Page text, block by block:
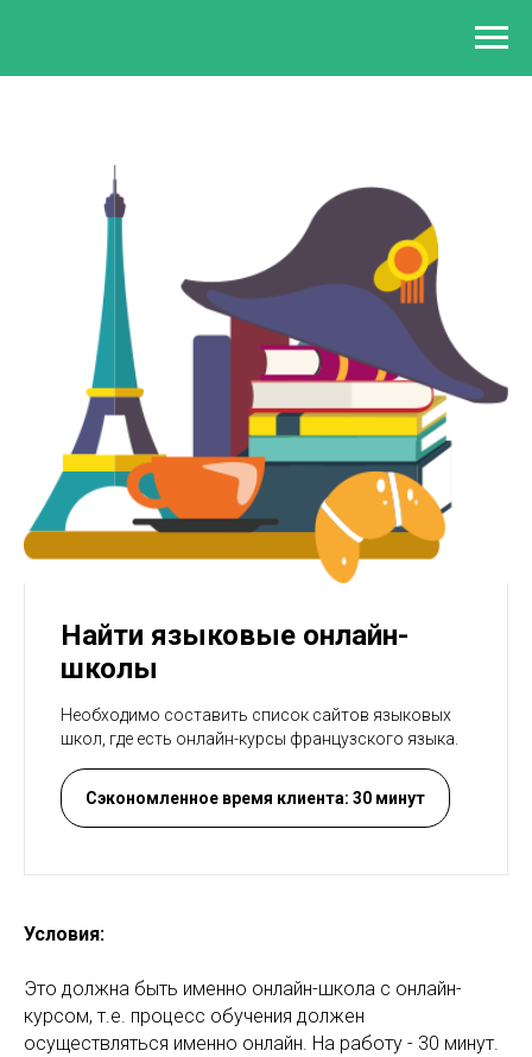
Найти языковые онлайн-
школы
Необходимо составить список сайтов языковых
школ, где есть онлайн-курсы французского языка.
Сэкономленное время клиента: 30 минут
Условия:
Это должна быть именно онлайн-школа с онлайн-
курсом, т.е. процесс обучения должен
осуществляться именно онлайн. На работу - 30 минут.